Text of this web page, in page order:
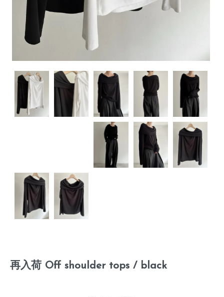
再入荷 Off shoulder tops / black